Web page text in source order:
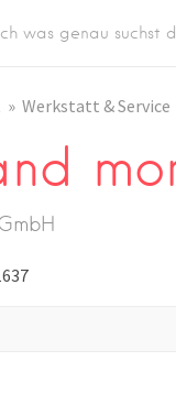
Werkstatt & Service